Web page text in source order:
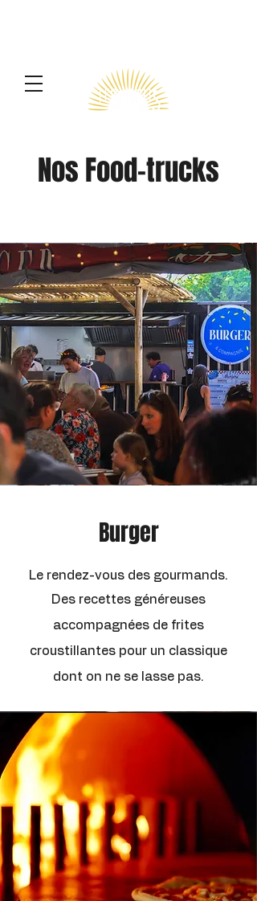
Nos Food-trucks
Burger
Le rendez-vous des gourmands.
Des recettes généreuses
accompagnées de frites
croustillantes pour un classique
dont on ne se lasse pas.